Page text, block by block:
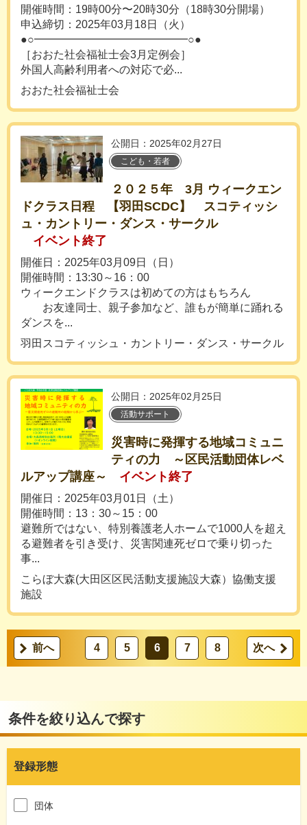
開催時間：19時00分〜20時30分（18時30分開場）
申込締切：2025年03月18日（火）
●○━━━━━━━━━━━━━━○●
［おおた社会福祉士会3月定例会］
外国人高齢利用者への対応で必...
おおた社会福祉士会
公開日：2025年02月27日
こども・若者
２０２５年 3月 ウィークエン
ドクラス日程 【羽田SCDC】 スコティッシ
ュ・カントリー・ダンス・サークル
イベント終了
開催日：2025年03月09日（日）
開催時間：13:30～16：00
ウィークエンドクラスは初めての方はもちろん
お友達同士、親子参加など、誰もが簡単に踊れる
ダンスを...
羽田スコティッシュ・カントリー・ダンス・サークル
公開日：2025年02月25日
活動サポート
災害時に発揮する地域コミュニ
ティの力 ～区民活動団体レベ
ルアップ講座～
イベント終了
開催日：2025年03月01日（土）
開催時間：13：30～15：00
避難所ではない、特別養護老人ホームで1000人を超え
る避難者を引き受け、災害関連死ゼロで乗り切った
事...
こらぼ大森(大田区区民活動支援施設大森）協働支援
施設
前へ 4 5 6 7 8 次へ
条件を絞り込んで探す
登録形態
団体